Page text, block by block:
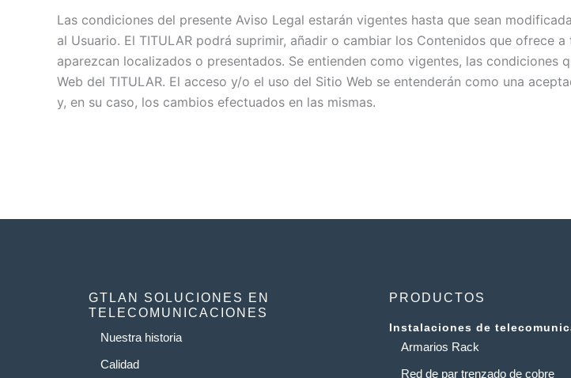
Las condiciones del presente Aviso Legal estarán vigentes hasta que sean
al Usuario. El TITULAR podrá suprimir, añadir o cambiar los Contenidos que ofrece
aparezcan localizados o presentados. Se entienden como vigentes, las
Web del TITULAR. El acceso y/o el uso del Sitio Web se entenderán como una
y, en su caso, los cambios efectuados en las mismas.
GTLAN SOLUCIONES EN
TELECOMUNICACIONES
Nuestra historia
Calidad
PRODUCTOS
Instalaciones de
Armarios Rack
Red de par trenzado de cobre